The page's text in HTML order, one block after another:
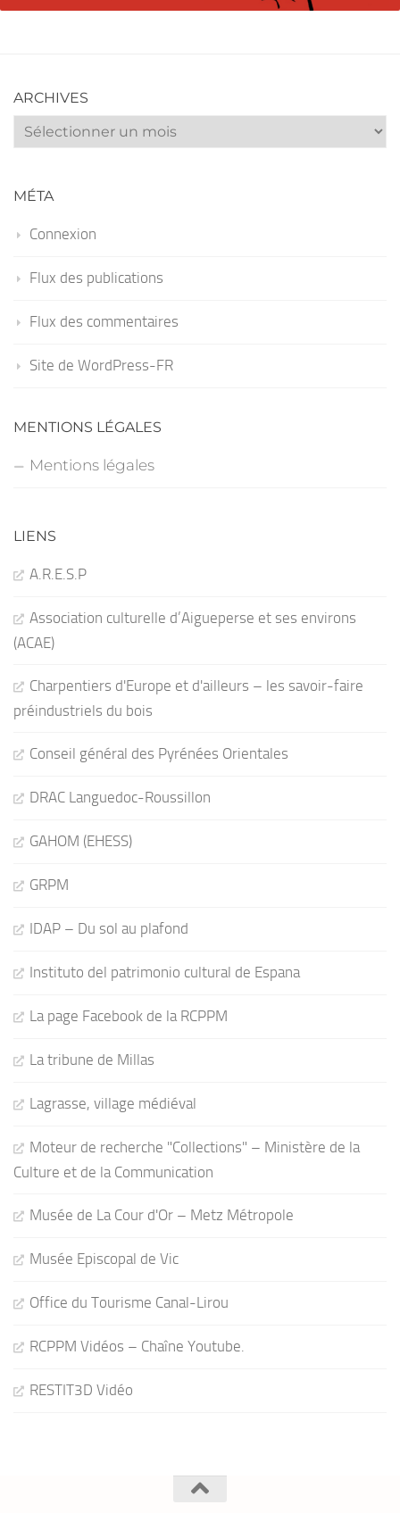
ARCHIVES
Archives
MÉTA
Connexion
Flux des publications
Flux des commentaires
Site de WordPress-FR
MENTIONS LÉGALES
Mentions légales
LIENS
A.R.E.S.P
Association culturelle d’Aigueperse et ses environs
(ACAE)
Charpentiers d'Europe et d'ailleurs – les savoir-faire
préindustriels du bois
Conseil général des Pyrénées Orientales
DRAC Languedoc-Roussillon
GAHOM (EHESS)
GRPM
IDAP – Du sol au plafond
Instituto del patrimonio cultural de Espana
La page Facebook de la RCPPM
La tribune de Millas
Lagrasse, village médiéval
Moteur de recherche "Collections" – Ministère de la
Culture et de la Communication
Musée de La Cour d'Or – Metz Métropole
Musée Episcopal de Vic
Office du Tourisme Canal-Lirou
RCPPM Vidéos – Chaîne Youtube.
RESTIT3D Vidéo